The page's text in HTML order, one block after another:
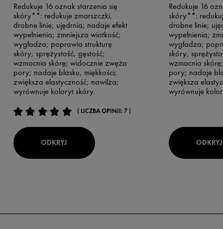
Redukuje 16 oznak starzenia się
skóry**: redukuje zmarszczki,
drobne linie; ujędrnia; nadaje efekt
wypełnienia; zmniejsza wiotkość;
wygładza; poprawia strukturę
skóry, sprężystość, gęstość;
wzmacnia skórę; widocznie zwęża
pory; nadaje blasku, miękkości;
zwiększa elastyczność; nawilża;
wyrównuje koloryt skóry.
( LICZBA OPINII: 7 )
ODKRYJ
Redukuje 16
skóry**:
drobne linie;
wypełnienia;
wygładza;
skóry,
wzmacnia
pory; nadaje
zwiększa
wyrównuje
ODKRYJ